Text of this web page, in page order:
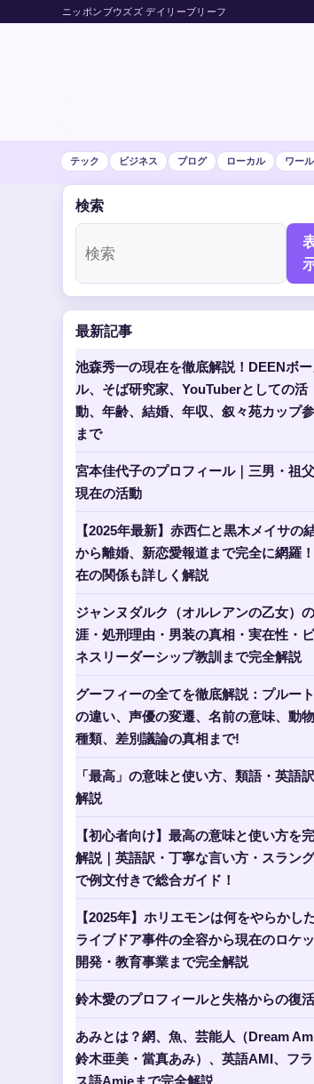
ニッポンブウズズ デイリーブリーフ
テック ビジネス ブログ ローカル ワー
検索
最新記事
池森秀一の現在を徹底解説！DEENボー
ル、そば研究家、YouTuberとしての活
動、年齢、結婚、年収、叙々苑カップ
まで
宮本佳代子のプロフィール｜三男・祖父
現在の活動
【2025年最新】赤西仁と黒木メイサの
から離婚、新恋愛報道まで完全に網羅
在の関係も詳しく解説
ジャンヌダルク（オルレアンの乙女）
涯・処刑理由・男装の真相・実在性・
ネスリーダーシップ教訓まで完全解説
グーフィーの全てを徹底解説：プルー
の違い、声優の変遷、名前の意味、動
種類、差別議論の真相まで!
「最高」の意味と使い方、類語・英語
解説
【初心者向け】最高の意味と使い方を
解説｜英語訳・丁寧な言い方・スラン
で例文付きで総合ガイド！
【2025年】ホリエモンは何をやらかし
ライブドア事件の全容から現在のロケ
開発・教育事業まで完全解説
鈴木愛のプロフィールと失格からの復
あみとは？網、魚、芸能人（Dream
鈴木亜美・當真あみ）、英語AMI、フ
ス語Amieまで完全解説